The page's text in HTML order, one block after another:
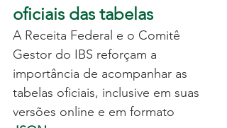
oficiais das tabelas
A Receita Federal e o Comitê
Gestor do IBS reforçam a
importância de acompanhar as
tabelas oficiais, inclusive em suas
versões online e em formato